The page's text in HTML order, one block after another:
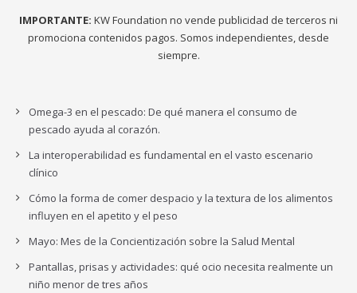
IMPORTANTE: KW Foundation no vende publicidad de terceros ni
promociona contenidos pagos. Somos independientes, desde
siempre.
Omega-3 en el pescado: De qué manera el consumo de
pescado ayuda al corazón.
La interoperabilidad es fundamental en el vasto escenario
clínico
Cómo la forma de comer despacio y la textura de los alimentos
influyen en el apetito y el peso
Mayo: Mes de la Concientización sobre la Salud Mental
Pantallas, prisas y actividades: qué ocio necesita realmente un
niño menor de tres años